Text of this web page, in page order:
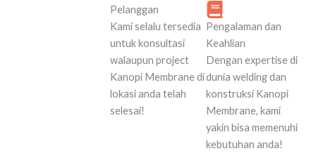
Pelanggan
Kami selalu tersedia
untuk konsultasi
walaupun project
Kanopi Membrane di
lokasi anda telah
selesai!
Pengalaman dan
Keahlian
Dengan expertise di
dunia welding dan
konstruksi Kanopi
Membrane, kami
yakin bisa memenuhi
kebutuhan anda!